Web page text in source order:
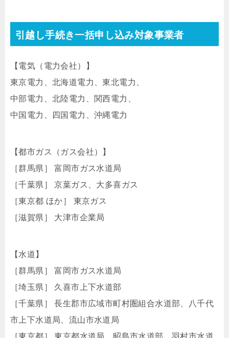
引越し手続き一括申し込み対象事業者
【電気（電力会社）】
東京電力、北海道電力、東北電力、
中部電力、北陸電力、関西電力、
中国電力、四国電力、沖縄電力
【都市ガス（ガス会社）】
［群馬県］ 富岡市ガス水道局
［千葉県］ 京葉ガス、大多喜ガス
［東京都 ほか］ 東京ガス
［滋賀県］ 大津市企業局
【水道】
［群馬県］ 富岡市ガス水道局
［埼玉県］ 久喜市上下水道部
［千葉県］ 長生郡市広域市町村圏組合水道部、八千代
市上下水道局、流山市水道局
［東京都］ 東京都水道局、昭島市水道部、羽村市水道